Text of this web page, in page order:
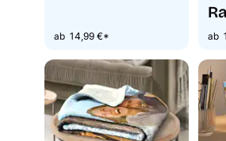
ab 14,99 €* ab